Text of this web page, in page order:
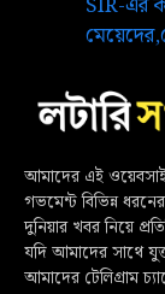
আমাদের এই
গভমেন্ট বিভিন্ন
দুনিয়ার খবর নিয়ে
যদি আমাদের সাথে
আমাদের টেলিগ্রাম